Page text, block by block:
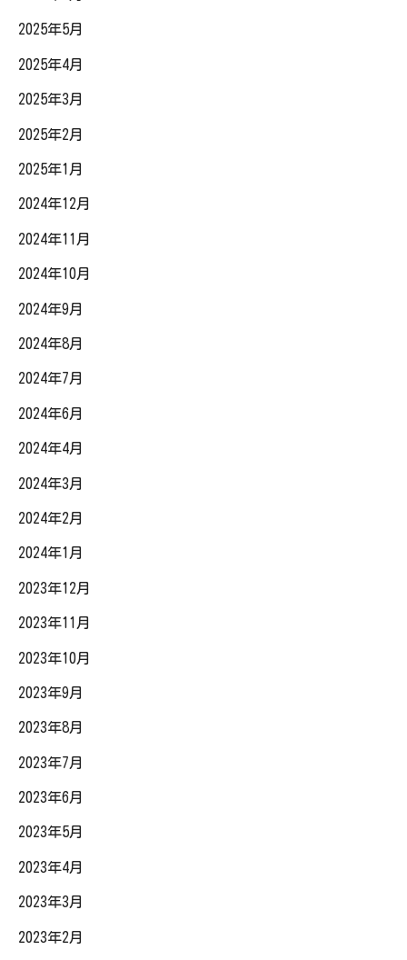
2025年5月
2025年4月
2025年3月
2025年2月
2025年1月
2024年12月
2024年11月
2024年10月
2024年9月
2024年8月
2024年7月
2024年6月
2024年4月
2024年3月
2024年2月
2024年1月
2023年12月
2023年11月
2023年10月
2023年9月
2023年8月
2023年7月
2023年6月
2023年5月
2023年4月
2023年3月
2023年2月